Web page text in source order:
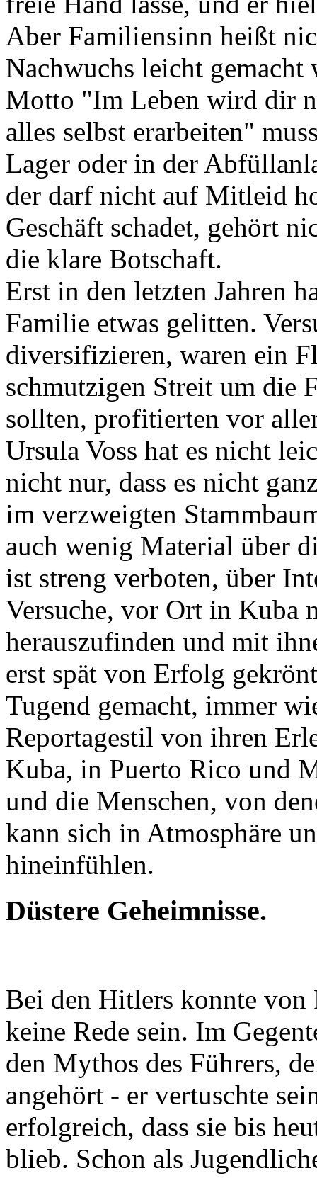
Aber Familiensinn heißt
Nachwuchs leicht
Motto "Im Leben wird dir
alles selbst erarbeiten"
Lager oder in der
der darf nicht auf Mitleid
Geschäft schadet, gehört
die klare Botschaft.
Erst in den letzten Jahren
Familie etwas gelitten.
diversifizieren, waren ein
schmutzigen Streit um die
sollten, profitierten vor
Ursula Voss hat es nicht
nicht nur, dass es nicht
im verzweigten
auch wenig Material über
ist streng verboten, über
Versuche, vor Ort in Kuba
herauszufinden und mit
erst spät von Erfolg
Tugend gemacht, immer
Reportagestil von ihren
Kuba, in Puerto Rico und
und die Menschen, von
kann sich in Atmosphäre
hineinfühlen.
Düstere Geheimnisse.
Bei den Hitlers konnte von
keine Rede sein. Im
den Mythos des Führers,
angehört - er vertuschte
erfolgreich, dass sie bis
blieb. Schon als